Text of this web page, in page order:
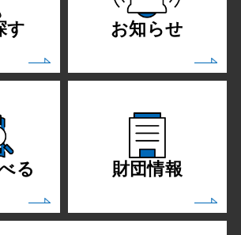
す お知らせ
る 財団情報